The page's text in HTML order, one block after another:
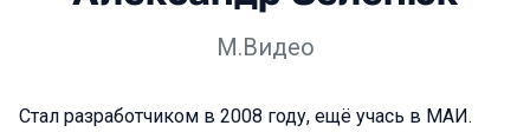
М.Видео
Стал разработчиком в 2008 году, ещё учась в МАИ.